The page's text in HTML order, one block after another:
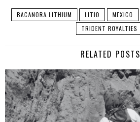
BACANORA LITHIUM LITIO MEXICO
TRIDENT ROYALTIES
RELATED POSTS